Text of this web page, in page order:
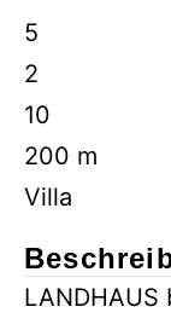
5
2
10
200 m
Villa